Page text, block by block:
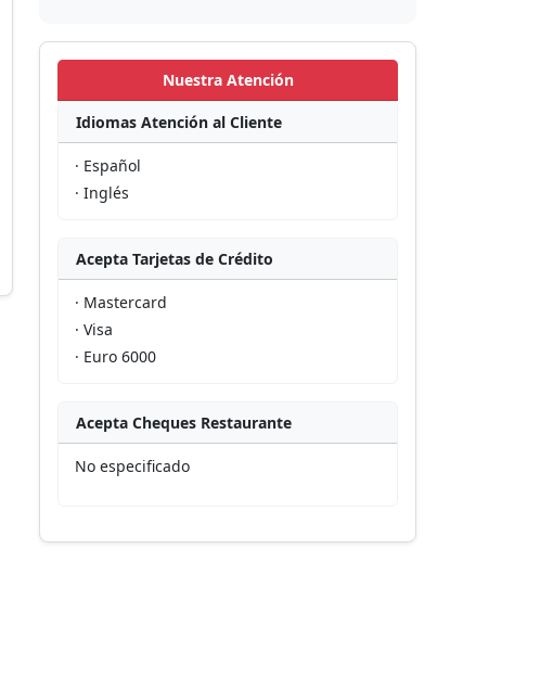
Nuestra Atención
Idiomas Atención al Cliente
· Español
· Inglés
Acepta Tarjetas de Crédito
· Mastercard
· Visa
· Euro 6000
Acepta Cheques Restaurante
No especificado